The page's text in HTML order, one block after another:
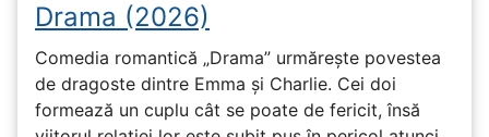
Drama (2026)
Comedia romantică „Drama” urmărește povestea
de dragoste dintre Emma și Charlie. Cei doi
formează un cuplu cât se poate de fericit, însă